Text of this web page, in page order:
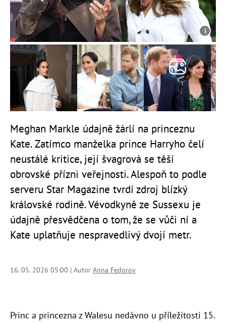
Meghan Markle údajně žárlí na princeznu
Kate. Zatímco manželka prince Harryho čelí
neustálé kritice, její švagrová se těší
obrovské přízni veřejnosti. Alespoň to podle
serveru Star Magazine tvrdí zdroj blízký
královské rodině. Vévodkyně ze Sussexu je
údajně přesvědčena o tom, že se vůči ní a
Kate uplatňuje nespravedlivý dvojí metr.
16. 05. 2026 05:00 | Autor Anna Fedorov
Princ a princezna z Walesu nedávno u příležitosti 15.